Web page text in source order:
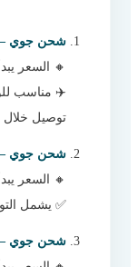
شحن جوي –
🔸 السعر
✈️ مناسب
توصيل خلال 1–3 أيام عمل.
شحن جوي –
🔸 السعر
✅ يشمل
شحن جوي –